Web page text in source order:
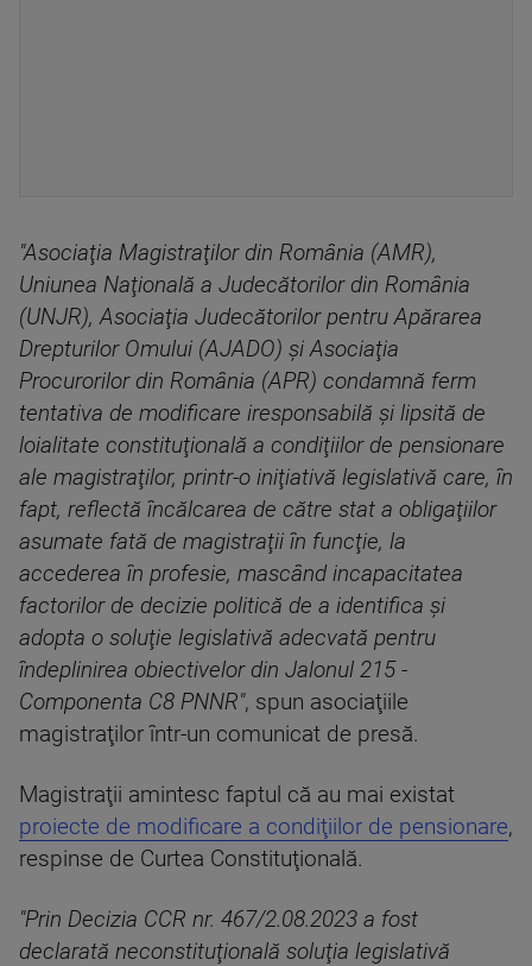
"Asociaţia Magistraţilor din România (AMR),
Uniunea Naţională a Judecătorilor din România
(UNJR), Asociaţia Judecătorilor pentru Apărarea
Drepturilor Omului (AJADO) şi Asociaţia
Procurorilor din România (APR) condamnă ferm
tentativa de modificare iresponsabilă şi lipsită de
loialitate constituţională a condiţiilor de pensionare
ale magistraţilor, printr-o iniţiativă legislativă care, în
fapt, reflectă încălcarea de către stat a obligaţiilor
asumate fată de magistraţii în funcţie, la
accederea în profesie, mascând incapacitatea
factorilor de decizie politică de a identifica şi
adopta o soluţie legislativă adecvată pentru
îndeplinirea obiectivelor din Jalonul 215 -
Componenta C8 PNNR", spun asociaţiile
magistraţilor într-un comunicat de presă.
Magistraţii amintesc faptul că au mai existat
proiecte de modificare a condiţiilor de pensionare,
respinse de Curtea Constituţională.
"Prin Decizia CCR nr. 467/2.08.2023 a fost
declarată neconstituţională soluţia legislativă